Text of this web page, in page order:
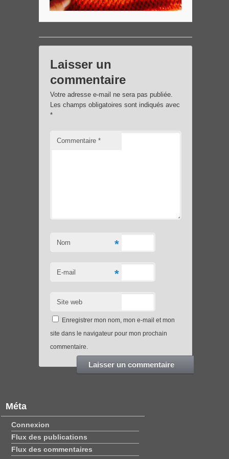
Laisser un
commentaire
Votre adresse e-mail ne sera pas publiée.
Les champs obligatoires sont indiqués avec
*
Commentaire *
Nom *
E-mail *
Site web
Enregistrer mon nom, mon e-mail et mon
site dans le navigateur pour mon prochain
commentaire.
Méta
Connexion
Flux des publications
Flux des commentaires